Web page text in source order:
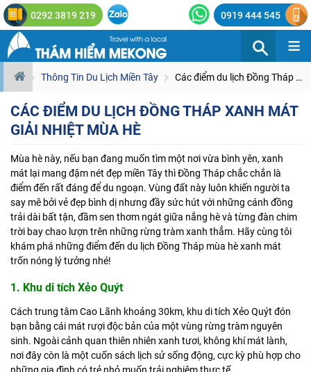
0292 3819 219 0919 444 545
≡
Thông Tin Du Lịch Miền Tây Các điểm du lịch Đồng Tháp xanh mát giải nhiệt mùa hè
CÁC ĐIỂM DU LỊCH ĐỒNG THÁP XANH MÁT
GIẢI NHIỆT MÙA HÈ
Mùa hè này, nếu bạn đang muốn tìm một nơi vừa bình yên, xanh
mát lại mang đậm nét đẹp miền Tây thì Đồng Tháp chắc chắn là
điểm đến rất đáng để du ngoạn. Vùng đất này luôn khiến người ta
say mê bởi vẻ đẹp bình dị nhưng đầy sức hút với những cánh đồng
trải dài bất tận, đầm sen thơm ngát giữa nắng hè và từng đàn chim
trời bay chao lượn trên những rừng tràm xanh thẳm. Hãy cùng tôi
khám phá những điểm đến du lịch Đồng Tháp mùa hè xanh mát
trốn nóng lý tưởng nhé!
1. Khu di tích Xẻo Quýt
Cách trung tâm Cao Lãnh khoảng 30km, khu di tích Xẻo Quýt đón
bạn bằng cái mát rượi độc bản của một vùng rừng tràm nguyên
sinh. Ngoài cảnh quan thiên nhiên xanh tươi, không khí mát lành,
nơi đây còn là một cuốn sách lịch sử sống động, cực kỳ phù hợp cho